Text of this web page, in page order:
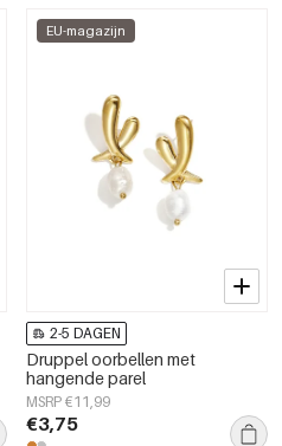
EU-magazijn
2-5 DAGEN
Druppel oorbellen met
hangende parel
MSRP €11,99
€3,75